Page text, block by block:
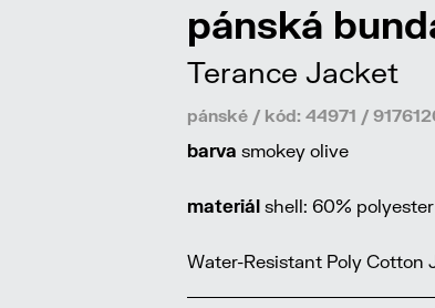
pánská
Terance Jacket
pánské / kód: 44971 /
barva smokey olive
materiál shell: 60%
Water-Resistant Poly Cotton